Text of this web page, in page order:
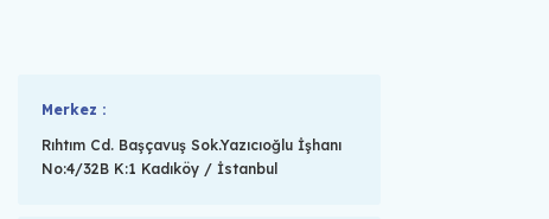
Merkez :
Rıhtım Cd. Başçavuş Sok.Yazıcıoğlu İşhanı
No:4/32B K:1 Kadıköy / İstanbul